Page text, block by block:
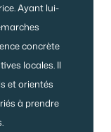
Ayant lui-
concrète
locales. Il
et orientés
à prendre